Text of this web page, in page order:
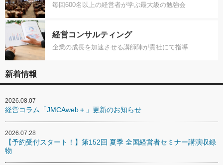
毎回600名以上の経営者が学ぶ最大級の勉強会
経営コンサルティング
企業の成長を加速させる講師陣が貴社にて指導
新着情報
2026.08.07
経営コラム「JMCAweb＋」更新のお知らせ
2026.07.28
【予約受付スタート！】第152回 夏季 全国経営者セミナー講演収録
物